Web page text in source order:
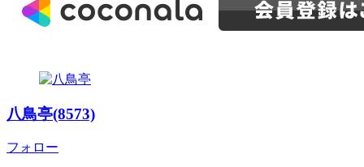
八鳥亭(8573)
フォロー